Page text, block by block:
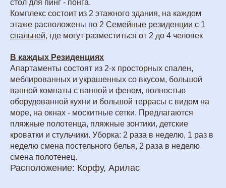
стол для пинг - понга.
Комплекс состоит из 2 этажного здания, на каждом
этаже расположены по 2 Семейные резиденции с 1
спальней, где могут разместиться от 2 до 4 человек
В каждых Резиденциях
Апартаменты состоят из 2-х просторных спален,
меблированных и украшенных со вкусом, большой
ванной комнаты с ванной и феном, полностью
оборудованной кухни и большой террасы с видом на
море, на окнах - москитные сетки. Предлагаются
пляжные полотенца, пляжные зонтики, детские
кроватки и стульчики. Уборка: 2 раза в неделю, 1 раз в
неделю смена постельного белья, 2 раза в неделю
смена полотенец.
Расположение: Корфу, Арилас